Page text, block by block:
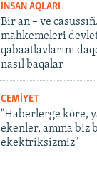
İNSAN AQLARI
Bir an – ve
mahkemeleri
qabaatlavlarını
nasıl baqalar
CEMİYET
"Haberlerge köre,
ekenler, amma biz
ekektriksizmiz"